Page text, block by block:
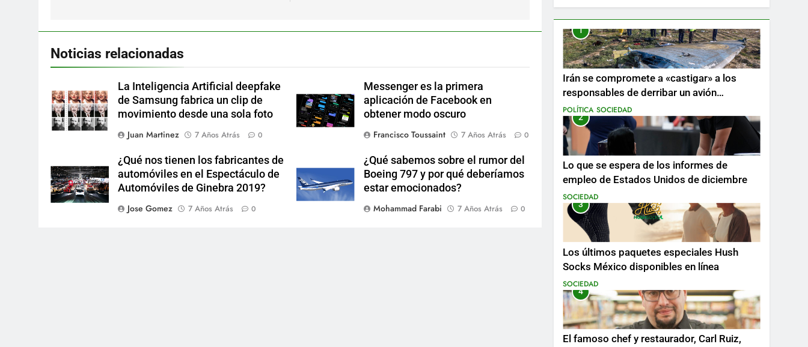
Noticias relacionadas
La Inteligencia Artificial deepfake
de Samsung fabrica un clip de
movimiento desde una sola foto
Juan Martinez
7 Años Atrás 0
Messenger es la primera
aplicación de Facebook en
obtener modo oscuro
Francisco Toussaint
7 Años Atrás 0
¿Qué nos tienen los fabricantes de
automóviles en el Espectáculo de
Automóviles de Ginebra 2019?
Jose Gomez
7 Años Atrás 0
¿Qué sabemos sobre el rumor del
Boeing 797 y por qué deberíamos
estar emocionados?
Mohammad Farabi
7 Años Atrás 0
1
Irán se compromete a «castigar» a los
responsables de derribar un avión
ucraniano mientras se realizan arrestos
POLÍTICA SOCIEDAD
2
Lo que se espera de los informes de
empleo de Estados Unidos de diciembre
SOCIEDAD
3
Los últimos paquetes especiales Hush
Socks México disponibles en línea
SOCIEDAD
4
El famoso chef y restaurador, Carl Ruiz,